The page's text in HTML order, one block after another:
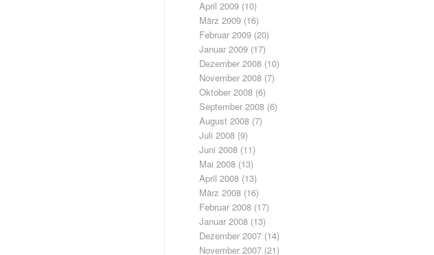
April 2009 (10)
März 2009 (16)
Februar 2009 (20)
Januar 2009 (17)
Dezember 2008 (10)
November 2008 (7)
Oktober 2008 (6)
September 2008 (6)
August 2008 (7)
Juli 2008 (9)
Juni 2008 (11)
Mai 2008 (13)
April 2008 (13)
März 2008 (16)
Februar 2008 (17)
Januar 2008 (13)
Dezember 2007 (14)
November 2007 (21)